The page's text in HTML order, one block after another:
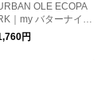
OLE ECOPA
｜my バターナイフ
ット円